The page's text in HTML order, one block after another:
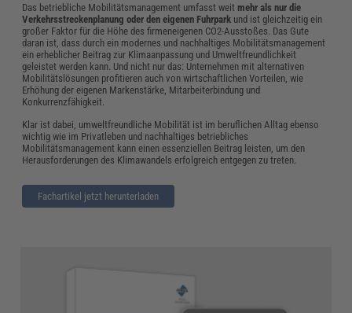
Das betriebliche Mobilitätsmanagement umfasst weit mehr als nur die
Verkehrsstreckenplanung oder den eigenen Fuhrpark und ist gleichzeitig ein
großer Faktor für die Höhe des firmeneigenen CO2-Ausstoßes. Das Gute
daran ist, dass durch ein modernes und nachhaltiges Mobilitätsmanagement
ein erheblicher Beitrag zur Klimaanpassung und Umweltfreundlichkeit
geleistet werden kann. Und nicht nur das: Unternehmen mit alternativen
Mobilitätslösungen profitieren auch von wirtschaftlichen Vorteilen, wie
Erhöhung der eigenen Markenstärke, Mitarbeiterbindung und
Konkurrenzfähigkeit.
Klar ist dabei, umweltfreundliche Mobilität ist im beruflichen Alltag ebenso
wichtig wie im Privatleben und nachhaltiges betriebliches
Mobilitätsmanagement kann einen essenziellen Beitrag leisten, um den
Herausforderungen des Klimawandels erfolgreich entgegen zu treten.
Fachartikel jetzt herunterladen